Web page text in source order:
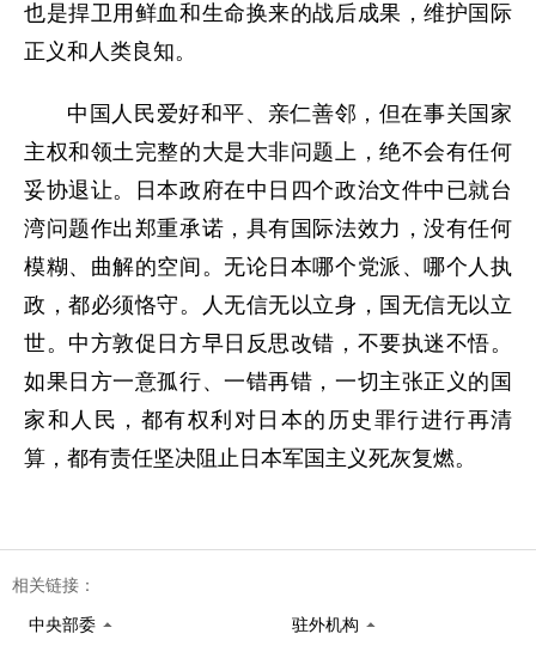
也是捍卫用鲜血和生命换来的战后成果，维护国际
正义和人类良知。
中国人民爱好和平、亲仁善邻，但在事关国家
主权和领土完整的大是大非问题上，绝不会有任何
妥协退让。日本政府在中日四个政治文件中已就台
湾问题作出郑重承诺，具有国际法效力，没有任何
模糊、曲解的空间。无论日本哪个党派、哪个人执
政，都必须恪守。人无信无以立身，国无信无以立
世。中方敦促日方早日反思改错，不要执迷不悟。
如果日方一意孤行、一错再错，一切主张正义的国
家和人民，都有权利对日本的历史罪行进行再清
算，都有责任坚决阻止日本军国主义死灰复燃。
相关链接：
中央部委 驻外机构